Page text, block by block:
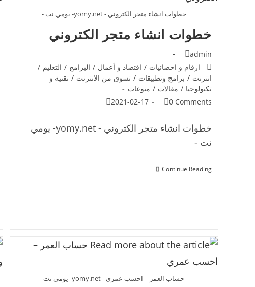
خطوات انشاء متجر الكتروني - yomy.net- يومي نت -
خطوات انشاء متجر الكتروني
admin
ارقام و احصائيات / اقتصاد و أعمال / البرامج / التعليم /
انترنت / برامج وتطبيقات / تسوق من الانترنت / تقنية و
تكنولوجيا / مقالات / منوعات
0 Comments
2021-02-17
خطوات انشاء متجر الكتروني - yomy.net- يومي
نت -
Continue Reading
حساب العمر – احسب عمري - yomy.net- يومي نت